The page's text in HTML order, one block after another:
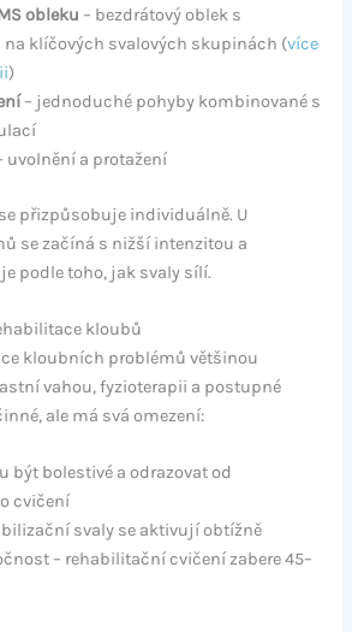
obleku – bezdrátový oblek s
klíčových svalových skupinách (více
)
– jednoduché pohyby kombinované s
uvolnění a protažení
přizpůsobuje individuálně. U
se začíná s nižší intenzitou a
podle toho, jak svaly sílí.
kloubů
kloubních problémů většinou
vahou, fyzioterapii a postupné
ale má svá omezení:
být bolestivé a odrazovat od
cvičení
svaly se aktivují obtížně
– rehabilitační cvičení zabere 45–